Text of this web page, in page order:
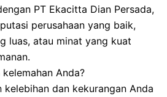
PT Ekacitta Dian Persada,
perusahaan yang baik,
luas, atau minat yang kuat
Anda?
kelebihan dan kekurangan Anda